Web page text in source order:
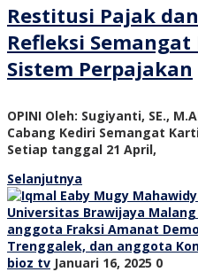
Restitusi Pajak
Refleksi
Sistem Perpajakan
OPINI Oleh: Sugiyanti, SE.,
Cabang Kediri Semangat
Setiap tanggal 21 April,
Selanjutnya
bioz tv Januari 16, 2025 0